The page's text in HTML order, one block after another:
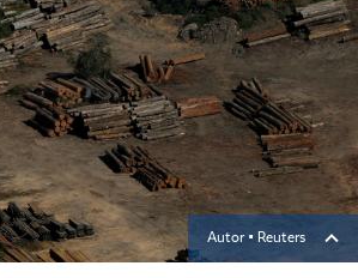
Autor ▪ Reuters